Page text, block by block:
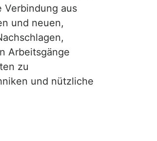
Verbindung aus
und neuen,
Arbeitsgänge
zu
und nützliche